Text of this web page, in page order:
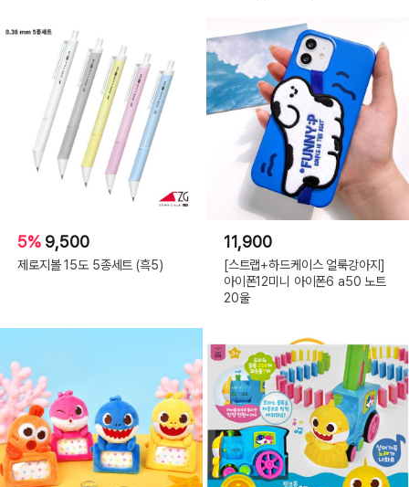
5% 9,500
제로지볼 15도 5종세트 (흑5)
11,900
[스트랩+하드케이스 얼룩강아지]
아이폰12미니 아이폰6 a50 노트
20울